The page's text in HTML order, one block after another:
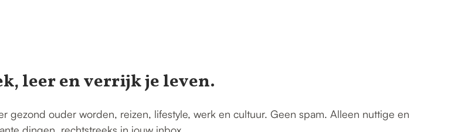
leer en verrijk je leven.
gezond ouder worden, reizen, lifestyle, werk en cultuur. Geen spam. Alleen nuttige en